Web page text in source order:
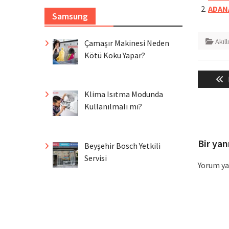
Yazı
Bir
Yorum
Samsung
Çamaşır Makinesi Neden
Kötü Koku Yapar?
Klima Isıtma Modunda
Kullanılmalı mı?
Beyşehir Bosch Yetkili
Servisi